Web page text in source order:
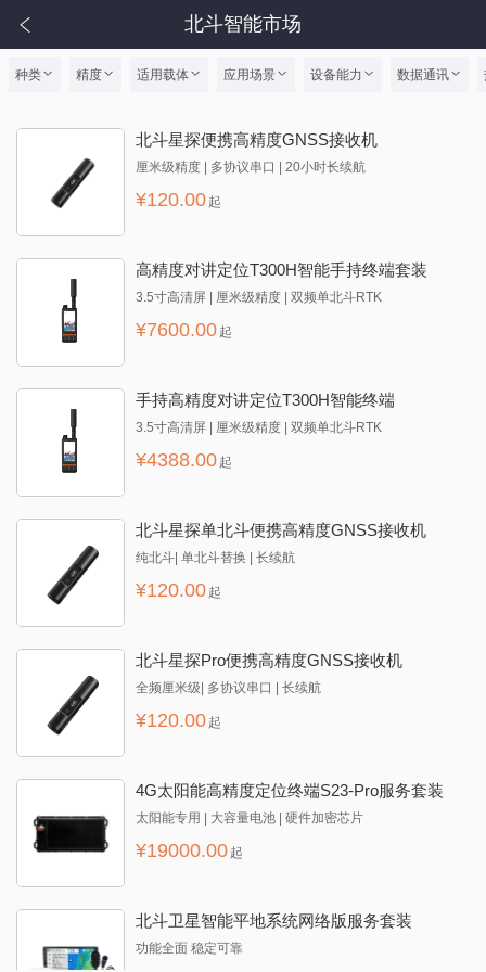
北斗智能市场
种类 精度 适用载体 应用场景 设备能力 数据通讯
北斗星探便携高精度GNSS接收机
厘米级精度 | 多协议串口 | 20小时长续航
¥120.00 起
高精度对讲定位T300H智能手持终端套装
3.5寸高清屏 | 厘米级精度 | 双频单北斗RTK
¥7600.00 起
手持高精度对讲定位T300H智能终端
3.5寸高清屏 | 厘米级精度 | 双频单北斗RTK
¥4388.00 起
北斗星探单北斗便携高精度GNSS接收机
纯北斗| 单北斗替换 | 长续航
¥120.00 起
北斗星探Pro便携高精度GNSS接收机
全频厘米级| 多协议串口 | 长续航
¥120.00 起
4G太阳能高精度定位终端S23-Pro服务套装
太阳能专用 | 大容量电池 | 硬件加密芯片
¥19000.00 起
北斗卫星智能平地系统网络版服务套装
功能全面 稳定可靠